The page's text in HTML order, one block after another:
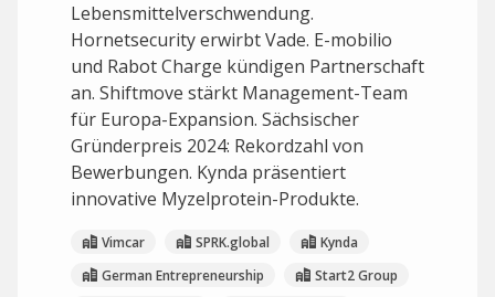
Lebensmittelverschwendung.
Hornetsecurity erwirbt Vade. E-mobilio
und Rabot Charge kündigen Partnerschaft
an. Shiftmove stärkt Management-Team
für Europa-Expansion. Sächsischer
Gründerpreis 2024: Rekordzahl von
Bewerbungen. Kynda präsentiert
innovative Myzelprotein-Produkte.
Vimcar SPRK.global
Kynda
German Entrepreneurship
Start2 Group